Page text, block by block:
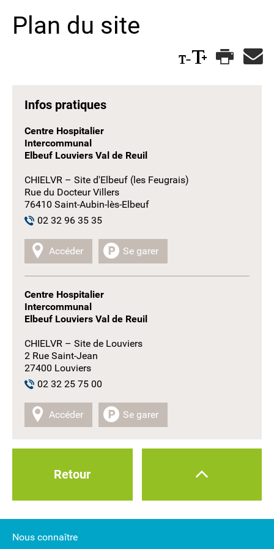
Plan du site
Infos pratiques
Centre Hospitalier
Intercommunal
Elbeuf Louviers Val de Reuil
CHIELVR – Site d'Elbeuf (les Feugrais)
Rue du Docteur Villers
76410 Saint-Aubin-lès-Elbeuf
02 32 96 35 35
Accéder Se garer
Centre Hospitalier
Intercommunal
Elbeuf Louviers Val de Reuil
CHIELVR – Site de Louviers
2 Rue Saint-Jean
27400 Louviers
02 32 25 75 00
Accéder Se garer
Retour
Nous connaître